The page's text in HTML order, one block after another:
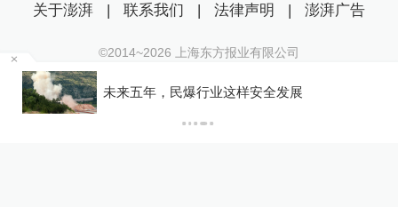
未来五年，民爆行业这样安全发展
关于澎湃 | 联系我们 | 法律声明 | 澎湃广告
©2014~2026 上海东方报业有限公司
沪ICP证：沪B2-20170116 | 沪ICP备14003370号
互联网新闻信息服务许可证：31120170006
沪公网安备 31010602000299号